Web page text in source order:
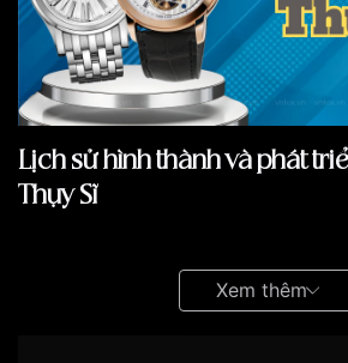
Lịch sử hình thành và phát
Thụy Sĩ
gắn liền với những giai đoạn thăng
bước tiến vượt bậc, khẳng định vị
Xem thêm